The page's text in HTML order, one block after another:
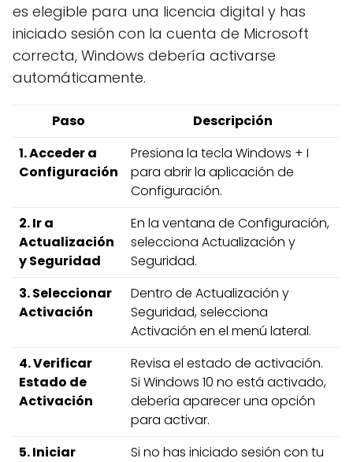
es elegible para una licencia digital y has
iniciado sesión con la cuenta de Microsoft
correcta, Windows debería activarse
automáticamente.
Paso
Descripción
1. Acceder a
Configuración
Presiona la tecla Windows + I
para abrir la aplicación de
Configuración.
2. Ir a
Actualización
y Seguridad
En la ventana de Configuración,
selecciona Actualización y
Seguridad.
3. Seleccionar
Activación
Dentro de Actualización y
Seguridad, selecciona
Activación en el menú lateral.
4. Verificar
Estado de
Activación
Revisa el estado de activación.
Si Windows 10 no está activado,
debería aparecer una opción
para activar.
5. Iniciar
Si no has iniciado sesión con tu